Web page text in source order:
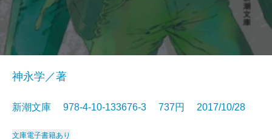
神永学／著
新潮文庫 978-4-10-133676-3 737円 2017/10/28
文庫電子書籍あり